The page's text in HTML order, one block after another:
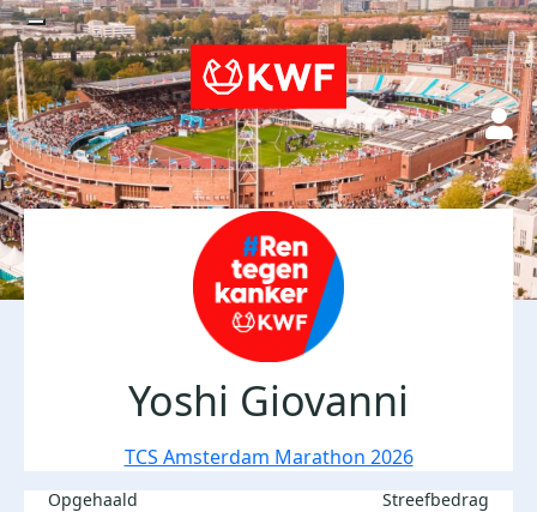
Yoshi Giovanni
TCS Amsterdam Marathon 2026
Opgehaald Streefbedrag